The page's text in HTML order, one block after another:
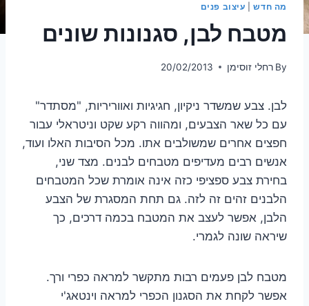
מה חדש| עיצוב פנים
מטבח לבן, סגנונות שונים
By רחלי זוסימן 20/02/2013
לבן. צבע שמשדר ניקיון, חגיגיות ואווריריות, "מסתדר"
עם כל שאר הצבעים, ומהווה רקע שקט וניטראלי עבור
חפצים אחרים שמשולבים אתו. מכל הסיבות האלו ועוד,
אנשים רבים מעדיפים מטבחים לבנים. מצד שני,
בחירת צבע ספציפי כזה אינה אומרת שכל המטבחים
הלבנים זהים זה לזה. גם תחת המסגרת של הצבע
הלבן, אפשר לעצב את המטבח בכמה דרכים, כך
שיראה שונה לגמרי.
מטבח לבן פעמים רבות מתקשר למראה כפרי ורך.
אפשר לקחת את הסגנון הכפרי למראה וינטאג'י